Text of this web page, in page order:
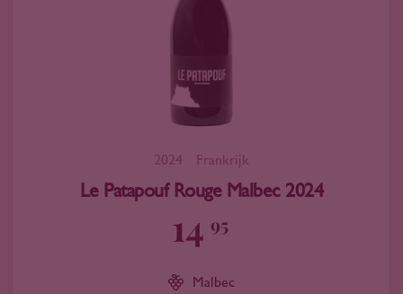
2024 Frankrijk
Le Patapouf Rouge Malbec 2024
14 95
Malbec